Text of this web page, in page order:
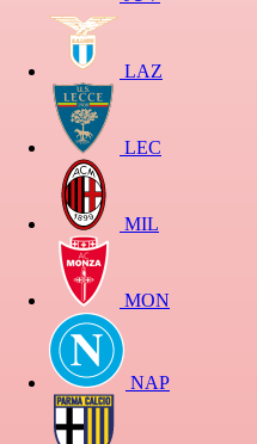
LAZ
LEC
MIL
MON
NAP